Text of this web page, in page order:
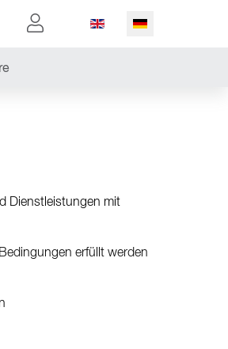
Sprache auswählen
Dienstleistungen mit
erfüllt werden